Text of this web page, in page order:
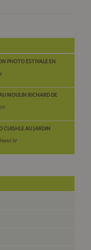
PHOTO ESTIVALE EN
MOULIN RICHARD DE
CUISHLE AU JARDIN
IV